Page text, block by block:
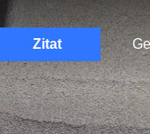
Zitat